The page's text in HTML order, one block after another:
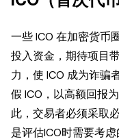
一些 ICO 在加密货币
投入资金，期待项目
力，使 ICO 成为诈骗
假 ICO，以高额回报
此，交易者必须采取
是评估ICO时需要考虑